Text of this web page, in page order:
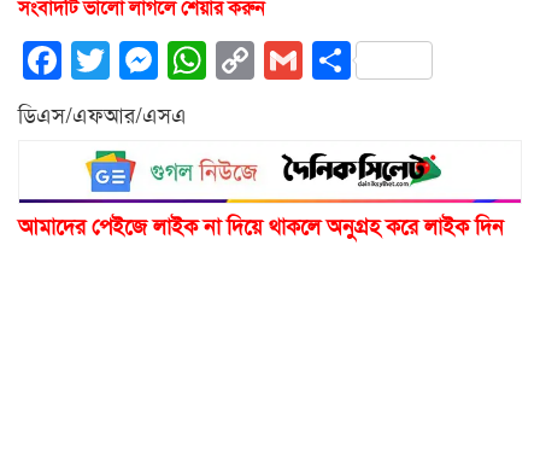
সংবাদটি ভালো লাগলে শেয়ার করুন
Facebook
Twitter
Messenger
WhatsApp
CopyGmailShare
ডিএস/এফআর/এসএ
আমাদের পেইজে লাইক না দিয়ে থাকলে অনুগ্রহ করে লাইক দিন